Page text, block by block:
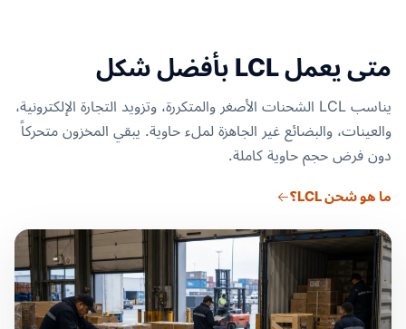
متى يعمل LCL بأفضل شكل
يناسب LCL الشحنات الأصغر والمتكررة، وتزويد التجارة الإلكترونية،
والعينات، والبضائع غير الجاهزة لملء حاوية. يبقي المخزون متحركاً
دون فرض حجم حاوية كاملة.
ما هو شحن LCL؟